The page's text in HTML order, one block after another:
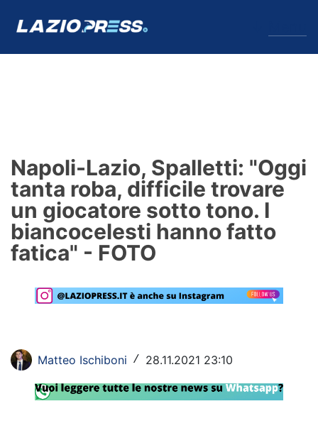
Formello
Infortuni
Primavera
Lazio Women
Social
Calcio
Napoli-Lazio, Spalletti: "Oggi
tanta roba, difficile trovare
un giocatore sotto tono. I
biancocelesti hanno fatto
fatica" - FOTO
Matteo Ischiboni / 28.11.2021 23:10